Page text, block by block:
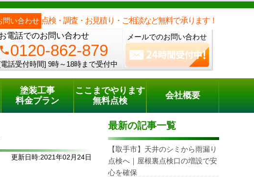
問い合わせ 点検・調査・お見積り・ご相談など無料で承ります！
電話でのお問い合わせ
phone0120-862-879
話受付時間] 9時～18時まで受付中
メールでのお問い合わせ
電話でのご相談 [9時～18時まで受付中]
phone0120-862-879
塗装工事
料金プラン
ここまでやります
無料点検
会社概要
更新日時:2021年02月24日
最新の記事一覧
【取手市】天井のシミから雨漏り
点検へ｜屋根裏点検口の増設で安
心を確保